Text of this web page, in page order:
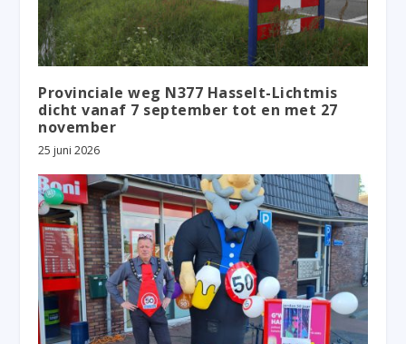
Provinciale weg N377 Hasselt-Lichtmis
dicht vanaf 7 september tot en met 27
november
25 juni 2026